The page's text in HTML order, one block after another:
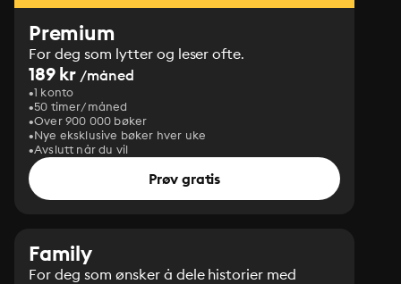
Premium
For deg som lytter og leser ofte.
189 kr /måned
1 konto
50 timer/måned
Over 900 000 bøker
Nye eksklusive bøker hver uke
Avslutt når du vil
Prøv gratis
Family
For deg som ønsker å dele historier med